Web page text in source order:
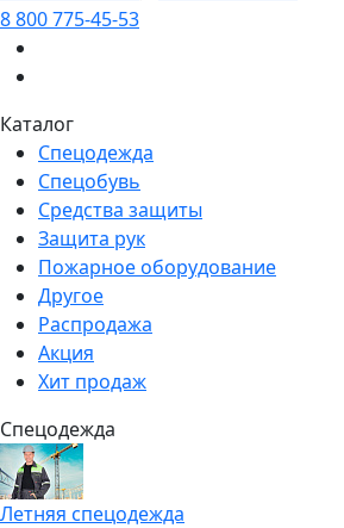
8 800 775-45-53
Каталог
Спецодежда
Спецобувь
Средства защиты
Защита рук
Пожарное оборудование
Другое
Распродажа
Акция
Хит продаж
Спецодежда
Летняя спецодежда